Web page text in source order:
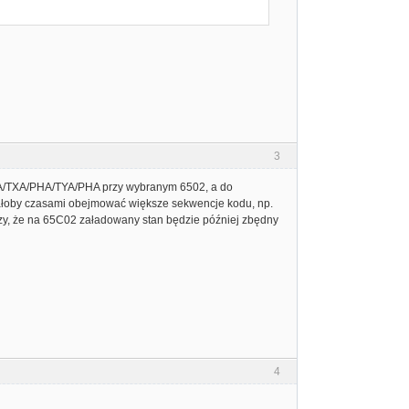
3
PHA/TYA/PHA przy wybranym 6502, a do
czasami obejmować większe sekwencje kodu, np.
że na 65C02 załadowany stan będzie później zbędny
4